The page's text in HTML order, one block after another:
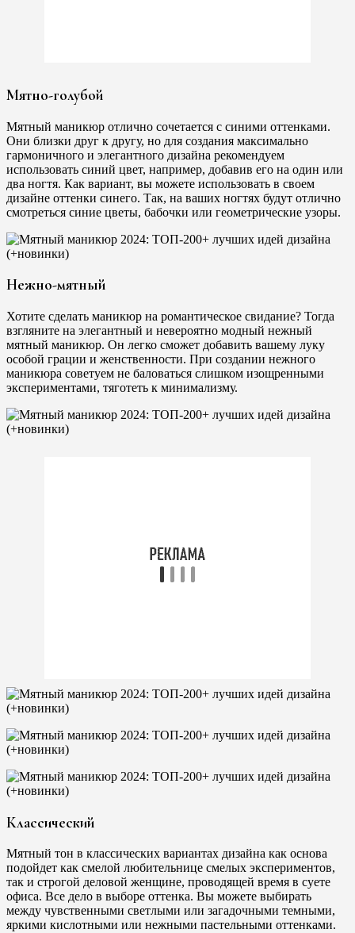
Мятно-голубой
Мятный маникюр отлично сочетается с синими оттенками.
Они близки друг к другу, но для создания максимально
гармоничного и элегантного дизайна рекомендуем
использовать синий цвет, например, добавив его на один или
два ногтя. Как вариант, вы можете использовать в своем
дизайне оттенки синего. Так, на ваших ногтях будут отлично
смотреться синие цветы, бабочки или геометрические узоры.
Нежно-мятный
Хотите сделать маникюр на романтическое свидание? Тогда
взгляните на элегантный и невероятно модный нежный
мятный маникюр. Он легко сможет добавить вашему луку
особой грации и женственности. При создании нежного
маникюра советуем не баловаться слишком изощренными
экспериментами, тяготеть к минимализму.
Классический
Мятный тон в классических вариантах дизайна как основа
подойдет как смелой любительнице смелых экспериментов,
так и строгой деловой женщине, проводящей время в суете
офиса. Все дело в выборе оттенка. Вы можете выбирать
между чувственными светлыми или загадочными темными,
яркими кислотными или нежными пастельными оттенками.